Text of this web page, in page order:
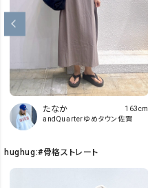
たなか
andQuarterゆめタウン佐賀
163cm
hughug:#骨格ストレート